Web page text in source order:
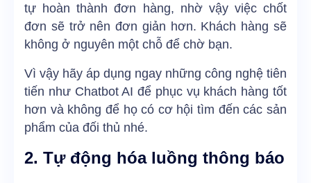
tự hoàn thành đơn hàng, nhờ vậy việc chốt
đơn sẽ trở nên đơn giản hơn. Khách hàng sẽ
không ở nguyên một chỗ để chờ bạn.
Vì vậy hãy áp dụng ngay những công nghệ tiên
tiến như Chatbot AI để phục vụ khách hàng tốt
hơn và không để họ có cơ hội tìm đến các sản
phẩm của đối thủ nhé.
2. Tự động hóa luồng thông báo